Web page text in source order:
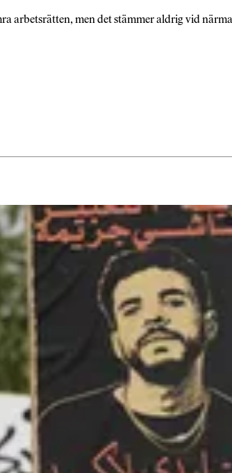
arbetsrätten, men det stämmer aldrig vid